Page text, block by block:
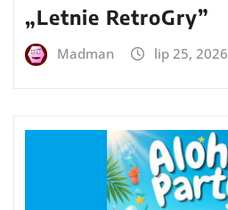
„Letnie RetroGry”
Madman lip 25, 2026